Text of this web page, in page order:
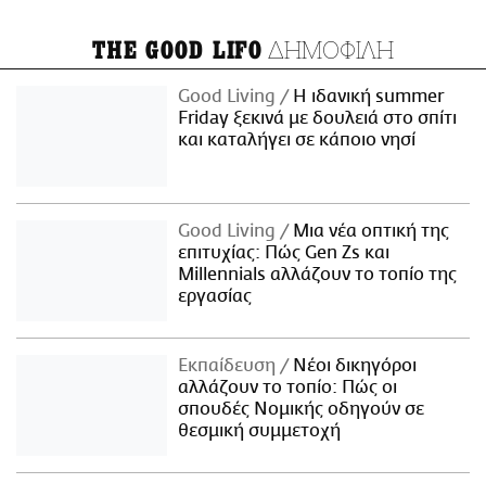
THE GOOD LIFO ΔΗΜΟΦΙΛΗ
Good Living
Η ιδανική summer
Friday ξεκινά με δουλειά στο σπίτι
και καταλήγει σε κάποιο νησί
Good Living
Μια νέα οπτική της
επιτυχίας: Πώς Gen Zs και
Millennials αλλάζουν το τοπίο της
εργασίας
Εκπαίδευση
Νέοι δικηγόροι
αλλάζουν το τοπίο: Πώς οι
σπουδές Νομικής οδηγούν σε
θεσμική συμμετοχή